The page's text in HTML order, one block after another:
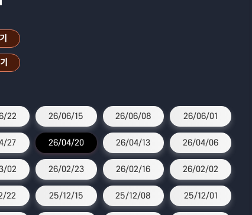
22 26/06/15 26/06/08 26/06/01
27 26/04/20 26/04/13 26/04/06
02 26/02/23 26/02/16 26/02/02
22 25/12/15 25/12/08 25/12/01